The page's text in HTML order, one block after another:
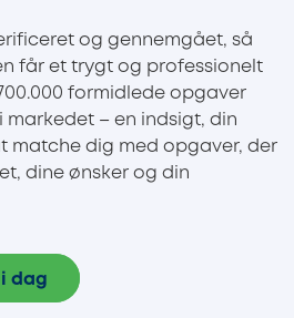
og gennemgået, så
får et trygt og professionelt
formidlede opgaver
markedet – en indsigt, din
matche dig med opgaver, der
dine ønsker og din
dag